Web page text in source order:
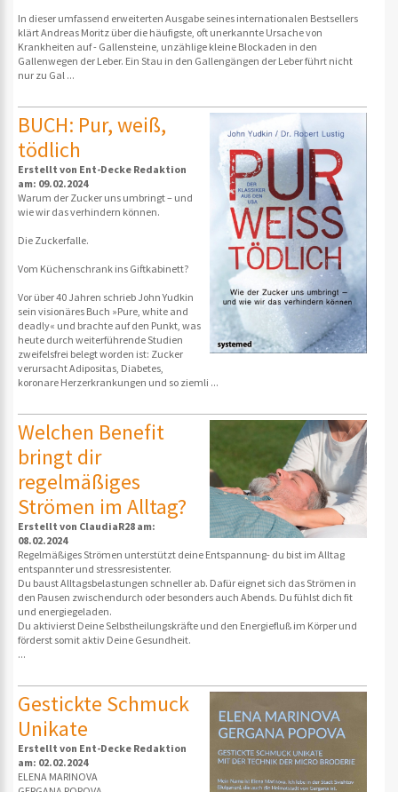
In dieser umfassend erweiterten Ausgabe seines internationalen Bestsellers
klärt Andreas Moritz über die häufigste, oft unerkannte Ursache von
Krankheiten auf - Gallensteine, unzählige kleine Blockaden in den
Gallenwegen der Leber. Ein Stau in den Gallengängen der Leber führt nicht
nur zu Gal ...
BUCH: Pur, weiß,
tödlich
Erstellt von Ent-Decke Redaktion
am: 09.02.2024
Warum der Zucker uns umbringt – und
wie wir das verhindern können.
Die Zuckerfalle.
Vom Küchenschrank ins Giftkabinett?
Vor über 40 Jahren schrieb John Yudkin
sein visionäres Buch »Pure, white and
deadly« und brachte auf den Punkt, was
heute durch weiterführende Studien
zweifelsfrei belegt worden ist: Zucker
verursacht Adipositas, Diabetes,
koronare Herzerkrankungen und so ziemli ...
Welchen Benefit
bringt dir
regelmäßiges
Strömen im Alltag?
Erstellt von ClaudiaR28 am:
08.02.2024
Regelmäßiges Strömen unterstützt deine Entspannung- du bist im Alltag
entspannter und stressresistenter.
Du baust Alltagsbelastungen schneller ab. Dafür eignet sich das Strömen in
den Pausen zwischendurch oder besonders auch Abends. Du fühlst dich fit
und energiegeladen.
Du aktivierst Deine Selbstheilungskräfte und den Energiefluß im Körper und
förderst somit aktiv Deine Gesundheit.
...
Gestickte Schmuck
Unikate
Erstellt von Ent-Decke Redaktion
am: 02.02.2024
ELENA MARINOVA